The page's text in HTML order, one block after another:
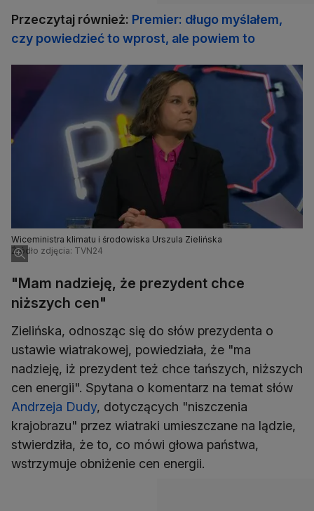
Przeczytaj również: Premier: długo myślałem,
czy powiedzieć to wprost, ale powiem to
Wiceministra klimatu i środowiska Urszula Zielińska
Źródło zdjęcia: TVN24
"Mam nadzieję, że prezydent chce
niższych cen"
Zielińska, odnosząc się do słów prezydenta o
ustawie wiatrakowej, powiedziała, że "ma
nadzieję, iż prezydent też chce tańszych, niższych
cen energii". Spytana o komentarz na temat słów
Andrzeja Dudy, dotyczących "niszczenia
krajobrazu" przez wiatraki umieszczane na lądzie,
stwierdziła, że to, co mówi głowa państwa,
wstrzymuje obniżenie cen energii.